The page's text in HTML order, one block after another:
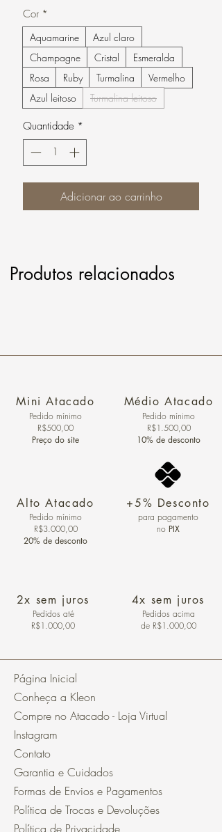
Cor *
Aquamarine
Azul claro
Champagne
Cristal
Esmeralda
Rosa
Ruby Turmalina
Vermelho
Azul leitoso
Turmalina leitoso
Quantidade *
Adicionar ao carrinho
Produtos relacionados
Mini Atacado
Pedido ​mínimo
R$500,00
Preço do site
Alto Atacado
Pedido mínimo
R$3.000,00
20% de desconto
2x sem juros
Pedidos até
R$1.000,00
Médio Atacado
Pedido mínimo
R$1.500,00
10% de desconto
+5% Desconto
para pagamento
no PIX
4x sem juros
Pedidos acima
de R$1.000,00
Página Inicial
Conheça a Kleon
Compre no Atacado - Loja Virtual
Instagram
Contato
Garantia e Cuidados
Formas de Envios e Pagamentos
Política de Trocas e Devoluções
Política de Privacidade